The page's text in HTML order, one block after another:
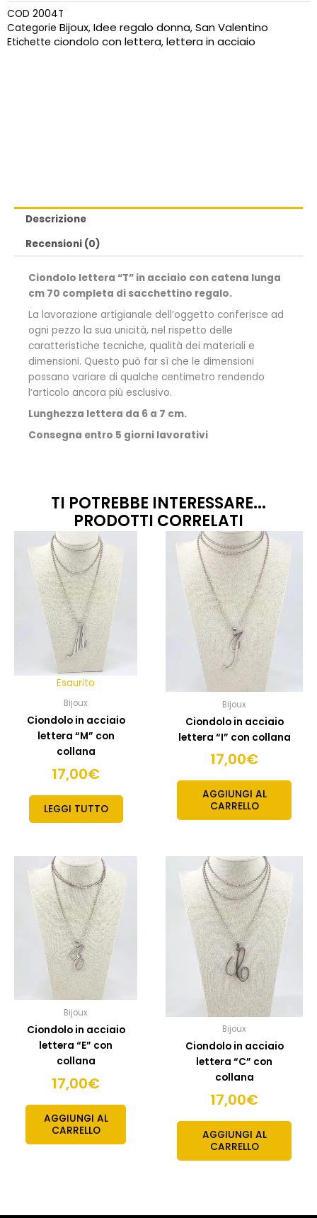
acciaio
lettera
"T"
COD 2004T
Categorie Bijoux, Idee regalo donna, San Valentino
Etichette ciondolo con lettera, lettera in acciaio
Descrizione
Recensioni (0)
Ciondolo lettera “T” in acciaio con catena lunga
cm 70 completa di sacchettino regalo.
La lavorazione artigianale dell’oggetto conferisce ad
ogni pezzo la sua unicità, nel rispetto delle
caratteristiche tecniche, qualità dei materiali e
dimensioni. Questo può far sì che le dimensioni
possano variare di qualche centimetro rendendo
l’articolo ancora più esclusivo.
Lunghezza lettera da 6 a 7 cm.
Consegna entro 5 giorni lavorativi
TI POTREBBE INTERESSARE...
PRODOTTI CORRELATI
Esaurito
Bijoux
Ciondolo in acciaio
lettera “M” con
collana
17,00€
LEGGI TUTTO
Bijoux
Ciondolo in acciaio
lettera “I” con collana
17,00€
AGGIUNGI AL
CARRELLO
Bijoux
Ciondolo in acciaio
lettera “E” con
collana
17,00€
AGGIUNGI AL
CARRELLO
Bijoux
Ciondolo in acciaio
lettera “C” con
collana
17,00€
AGGIUNGI AL
CARRELLO